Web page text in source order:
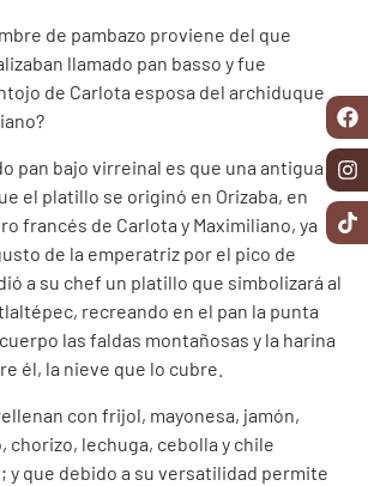
de pambazo proviene del que
llamado pan basso y fue
de Carlota esposa del archiduque
pan bajo virreinal es que una antigua
el platillo se originó en Orizaba, en
francés de Carlota y Maximiliano, ya
de la emperatriz por el pico de
a su chef un platillo que simbolizará al
recreando en el pan la punta
las faldas montañosas y la harina
él, la nieve que lo cubre.
con frijol, mayonesa, jamón,
chorizo, lechuga, cebolla y chile
y que debido a su versatilidad permite